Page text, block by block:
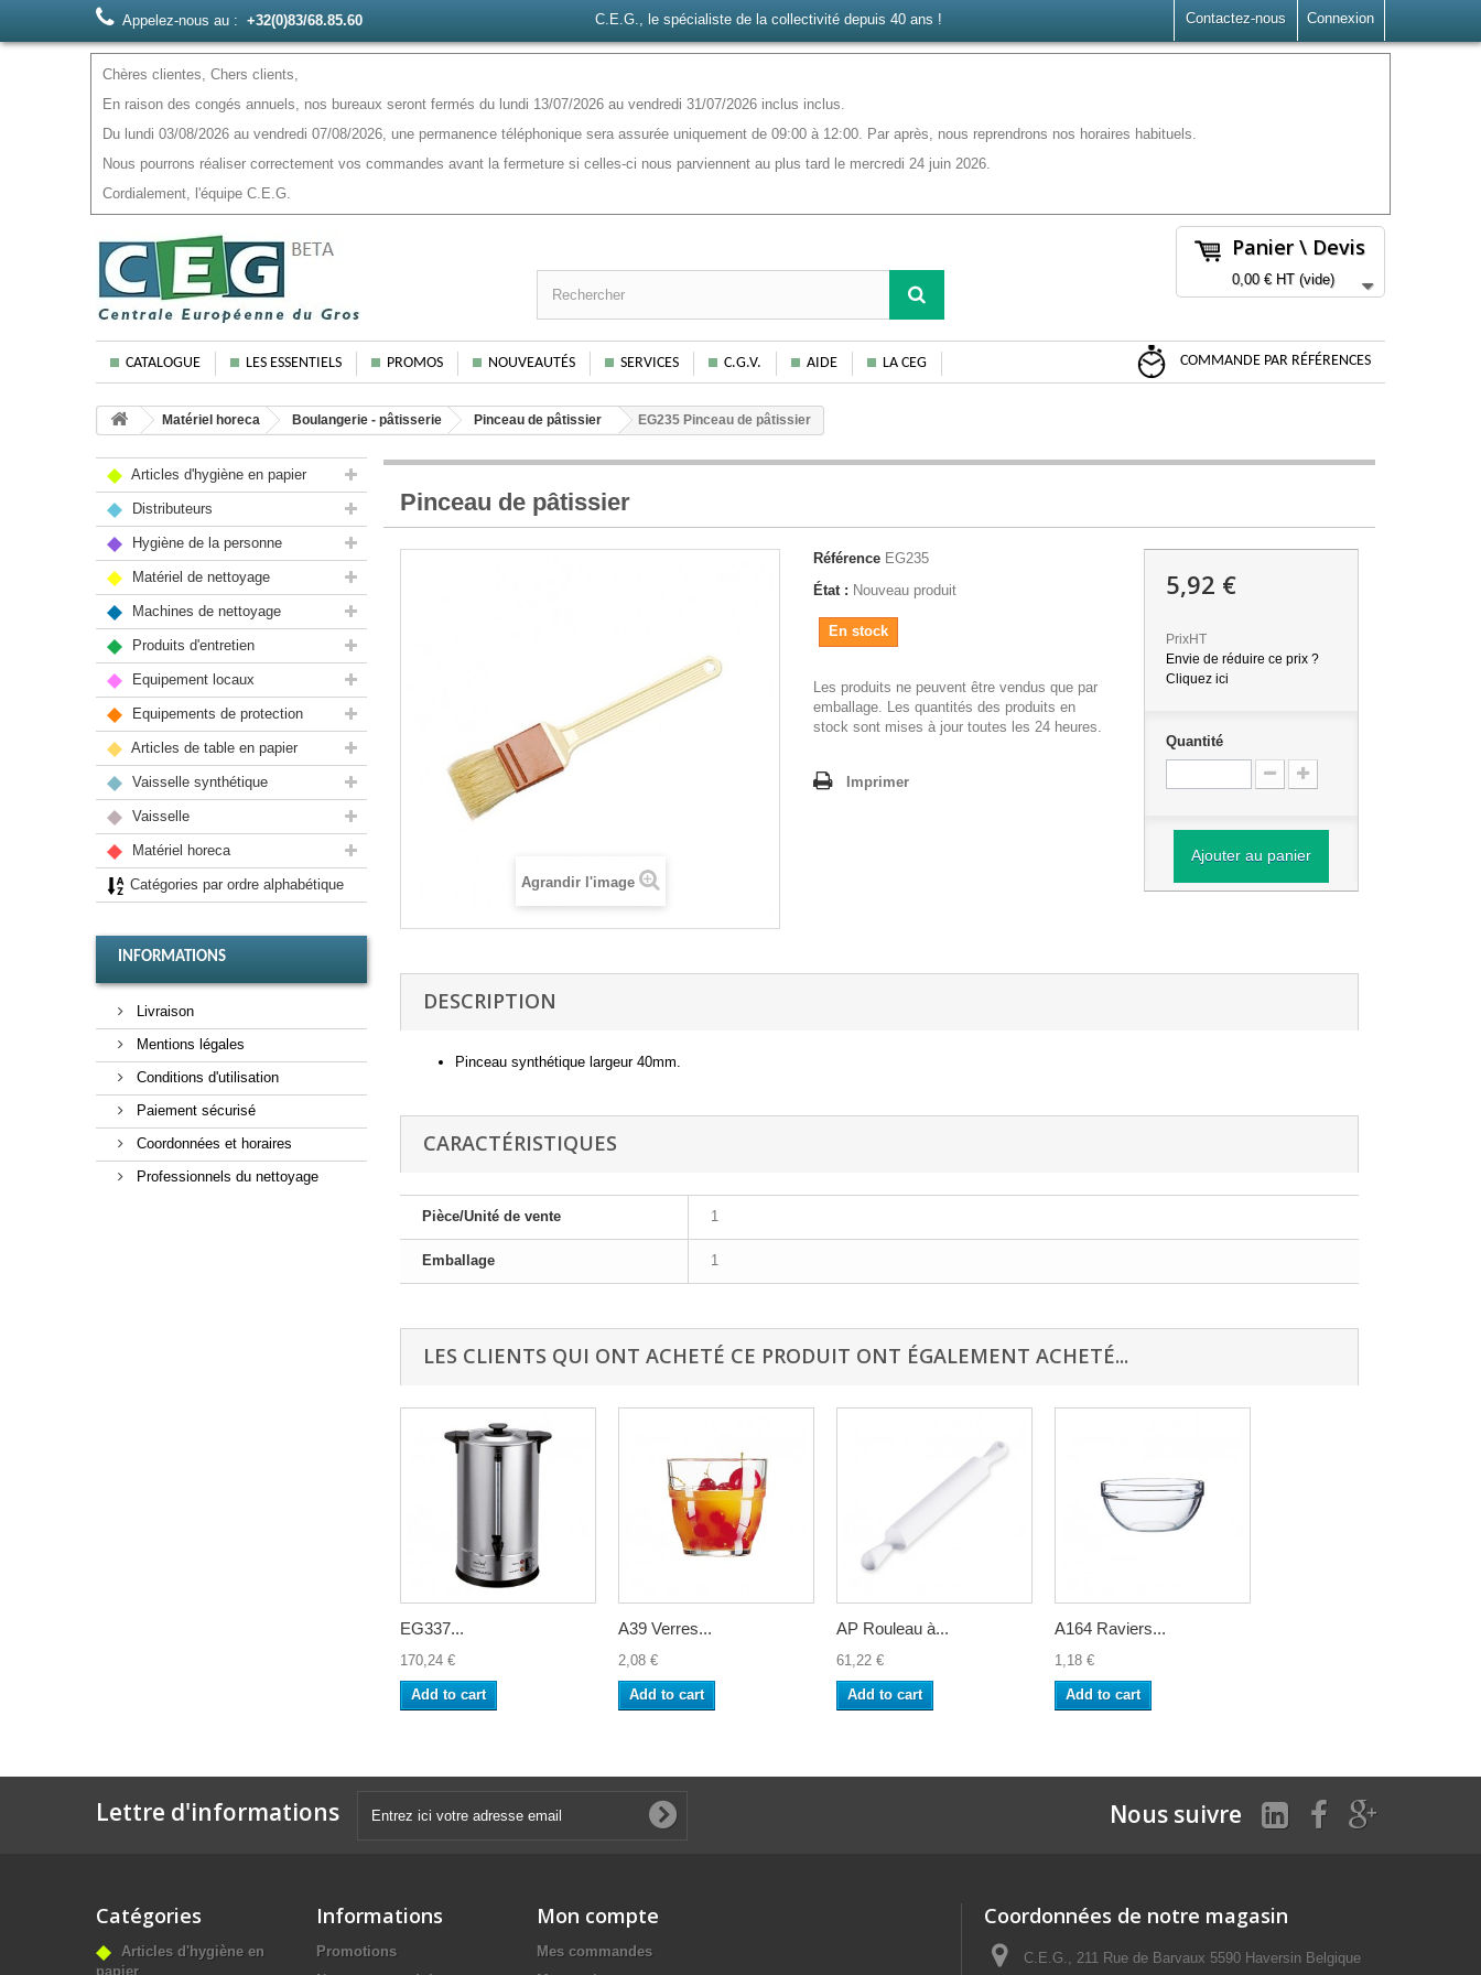
Connexion
Contactez-nous
Appelez-nous au : +32(0)83/68.85.60 C.E.G., le spécialiste de la collectivité depuis 40 ans !
Chères clientes, Chers clients,
En raison des congés annuels, nos bureaux seront fermés du lundi 13/07/2026 au vendredi 31/07/2026 inclus inclus.
Du lundi 03/08/2026 au vendredi 07/08/2026, une permanence téléphonique sera assurée uniquement de 09:00 à 12:00. Par après, nous reprendrons nos horaires habituels.
Nous pourrons réaliser correctement vos commandes avant la fermeture si celles-ci nous parviennent au plus tard le mercredi 24 juin 2026.
Cordialement, l'équipe C.E.G.
Panier \ Devis
0,00 €HT (vide)
CATALOGUE LES ESSENTIELS PROMOS NOUVEAUTÉS SERVICES C.G.V. AIDE LA CEG COMMANDE PAR RÉFÉRENCES
Matériel horeca Boulangerie - pâtisserie Pinceau de pâtissier EG235 Pinceau de pâtissier
Articles d'hygiène en papier
Distributeurs
Hygiène de la personne
Matériel de nettoyage
Machines de nettoyage
Produits d'entretien
Equipement locaux
Equipements de protection
Articles de table en papier
Vaisselle synthétique
Vaisselle
Matériel horeca
Catégories par ordre alphabétique
INFORMATIONS
Livraison
Mentions légales
Conditions d'utilisation
Paiement sécurisé
Coordonnées et horaires
Professionnels du nettoyage
Pinceau de pâtissier
Agrandir l'image
Référence EG235
État : Nouveau produit
En stock
Les produits ne peuvent être vendus que par
emballage. Les quantités des produits en
stock sont mises à jour toutes les 24 heures.
Imprimer
5,92 €
PrixHT
Envie de réduire ce prix ?
Cliquez ici
Quantité
Ajouter au panier
DESCRIPTION
Pinceau synthétique largeur 40mm.
CARACTÉRISTIQUES
Pièce/Unité de vente 1
Emballage 1
LES CLIENTS QUI ONT ACHETÉ CE PRODUIT ONT ÉGALEMENT ACHETÉ...
EG337...
170,24 €
Add to cart
A39 Verres...
2,08 €
Add to cart
AP Rouleau à...
61,22 €
Add to cart
A164 Raviers...
1,18 €
Add to cart
Lettre d'informations Nous suivre
Catégories
Articles d'hygiène en
papier
Informations
Promotions
Mon compte
Mes commandes
Coordonnées de notre magasin
C.E.G., 211 Rue de Barvaux 5590 Haversin Belgique